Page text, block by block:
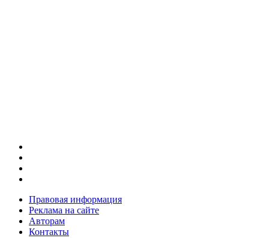
Правовая информация
Реклама на сайте
Авторам
Контакты